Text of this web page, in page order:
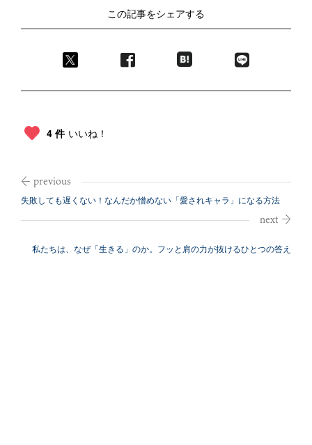
この記事をシェアする
4 件 いいね！
失敗しても遅くない！なんだか憎めない「愛されキャラ」になる方法
私たちは、なぜ「生きる」のか。フッと肩の力が抜けるひとつの答え